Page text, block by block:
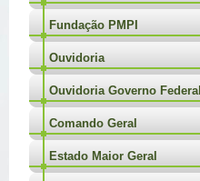
Fundação PMPI
Ouvidoria
Ouvidoria Governo Federal
Comando Geral
Estado Maior Geral